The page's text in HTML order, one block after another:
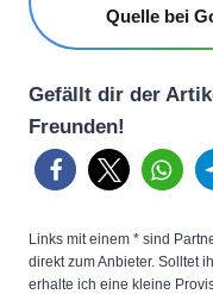
Quelle bei
Gefällt dir der
Freunden!
Links mit einem * sind
direkt zum Anbieter. Solltet
erhalte ich eine kleine